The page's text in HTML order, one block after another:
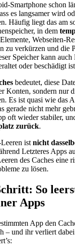
Smartphone schon
es langsamer wird
Häufig liegt das am
in dem
Webseiten-
zu verkürzen und die
Speicher kann auch
oder beschädigt
bedeutet, diese
Konten, sondern nur
Es ist quasi wie das
gerade nicht mehr
oft wieder stabiler,
zurück.
ist nicht
Letzteres Apps
des Caches eine
zu lösen.
So
Apps
App den
– und ihr verliert